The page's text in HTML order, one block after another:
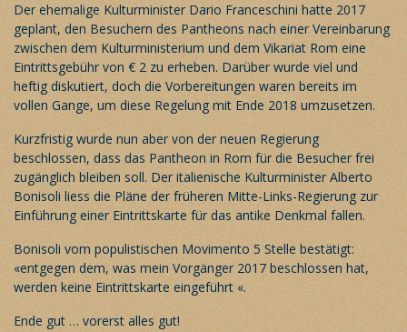
Der ehemalige Kulturminister Dario Franceschini hatte 2017
geplant, den Besuchern des Pantheons nach einer Vereinbarung
zwischen dem Kulturministerium und dem Vikariat Rom eine
Eintrittsgebühr von € 2 zu erheben. Darüber wurde viel und
heftig diskutiert, doch die Vorbereitungen waren bereits im
vollen Gange, um diese Regelung mit Ende 2018 umzusetzen.
Kurzfristig wurde nun aber von der neuen Regierung
beschlossen, dass das Pantheon in Rom für die Besucher frei
zugänglich bleiben soll. Der italienische Kulturminister Alberto
Bonisoli liess die Pläne der früheren Mitte-Links-Regierung zur
Einführung einer Eintrittskarte für das antike Denkmal fallen.
Bonisoli vom populistischen Movimento 5 Stelle bestätigt:
«entgegen dem, was mein Vorgänger 2017 beschlossen hat,
werden keine Eintrittskarte eingeführt «.
Ende gut … vorerst alles gut!